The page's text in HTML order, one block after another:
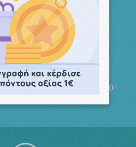
Παραγγελίες
5148 108
09:00-14:00 Σάββατο 09:00-
14:00